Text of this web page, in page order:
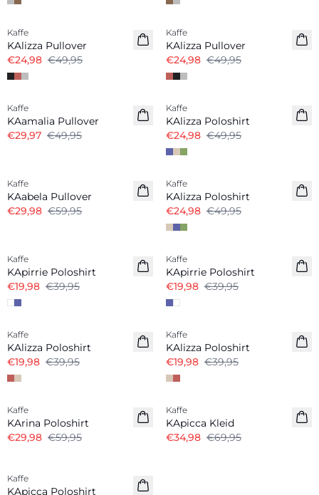
-50%
Kaffe
KAlizza Pullover
€24,98 €49,95
-50%
Kaffe
KAlizza Pullover
€24,98 €49,95
-40%
Kaffe
KAamalia Pullover
€29,97 €49,95
-50%
Kaffe
KAlizza Poloshirt
€24,98 €49,95
Kaffe
KAabela Pullover
€29,98 €59,95
-50%
Kaffe
KAlizza Poloshirt
€24,98 €49,95
Kaffe
KApirrie Poloshirt
€19,98 €39,95
-50%
Kaffe
KApirrie Poloshirt
€19,98 €39,95
-50%
Kaffe
KAlizza Poloshirt
€19,98 €39,95
-50%
Kaffe
KAlizza Poloshirt
€19,98 €39,95
-50%
Kaffe
KArina Poloshirt
€29,98 €59,95
-50%
Kaffe
KApicca Kleid
€34,98 €69,95
Kaffe
KApicca Poloshirt